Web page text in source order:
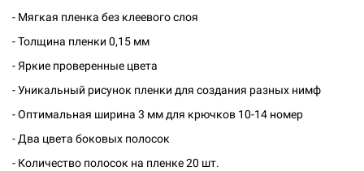
- Мягкая пленка без клеевого слоя
- Толщина пленки 0,15 мм
- Яркие проверенные цвета
- Уникальный рисунок пленки для создания разных нимф
- Оптимальная ширина 3 мм для крючков 10-14 номер
- Два цвета боковых полосок
- Количество полосок на пленке 20 шт.